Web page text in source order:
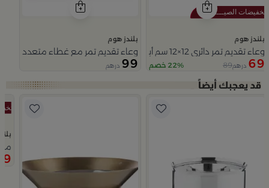
بلندز هوم
وعاء تقديم تمر دائري 12×12 سم أبيض وأزرق من الخزف الحجري بغطاء من أزوريا
69 درهم89 22% خصم
بلندز هوم
وعاء تقديم تمر مع غطاء متعدد
99 درهم